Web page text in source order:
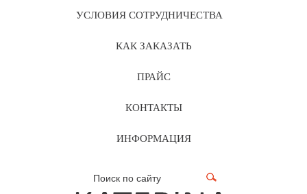
УСЛОВИЯ СОТРУДНИЧЕСТВА
КАК ЗАКАЗАТЬ
ПРАЙС
КОНТАКТЫ
ИНФОРМАЦИЯ